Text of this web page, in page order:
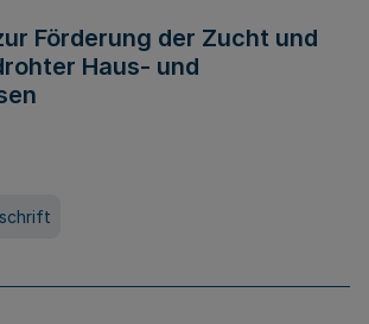
Förderung der Zucht und
Haus- und